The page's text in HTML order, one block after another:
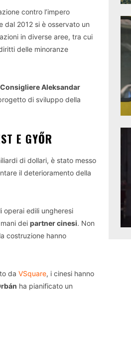
contro l’impero
dal 2012 si è osservato un
in diverse aree, tra cui
delle minoranze
Aleksandar
di sviluppo della
E GYŐR
di dollari, è stato messo
il deterioramento della
operai edili ungheresi
dei partner cinesi. Non
costruzione hanno
da VSquare, i cinesi hanno
ha pianificato un